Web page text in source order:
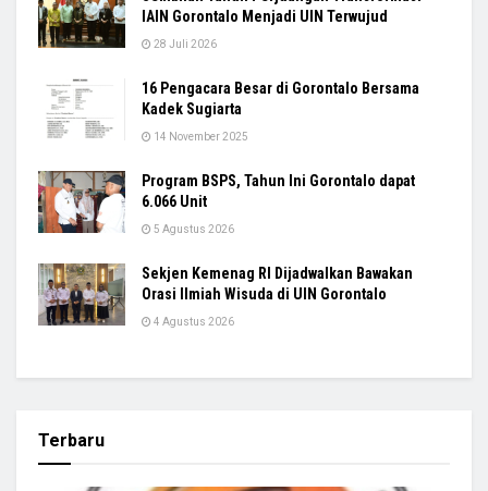
IAIN Gorontalo Menjadi UIN Terwujud
28 Juli 2026
16 Pengacara Besar di Gorontalo Bersama
Kadek Sugiarta
14 November 2025
Program BSPS, Tahun Ini Gorontalo dapat
6.066 Unit
5 Agustus 2026
Sekjen Kemenag RI Dijadwalkan Bawakan
Orasi Ilmiah Wisuda di UIN Gorontalo
4 Agustus 2026
Terbaru